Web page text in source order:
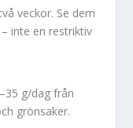
veckor. Se dem
inte en restriktiv
g/dag från
grönsaker.